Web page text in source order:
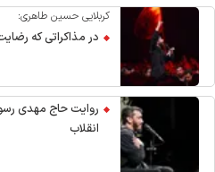
کربلایی حسین طاهری:
در مذاکراتی که رضایت
روایت حاج مهدی
انقلاب